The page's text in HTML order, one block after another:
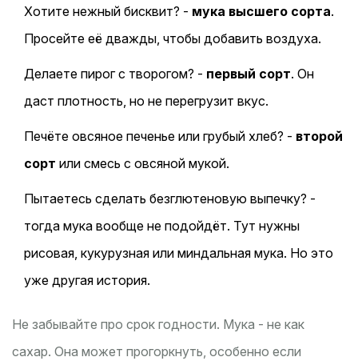
Хотите нежный бисквит? - мука высшего сорта.
Просейте её дважды, чтобы добавить воздуха.
Делаете пирог с творогом? - первый сорт. Он
даст плотность, но не перегрузит вкус.
Печёте овсяное печенье или грубый хлеб? - второй
сорт или смесь с овсяной мукой.
Пытаетесь сделать безглютеновую выпечку? -
тогда мука вообще не подойдёт. Тут нужны
рисовая, кукурузная или миндальная мука. Но это
уже другая история.
Не забывайте про срок годности. Мука - не как
сахар. Она может прогоркнуть, особенно если